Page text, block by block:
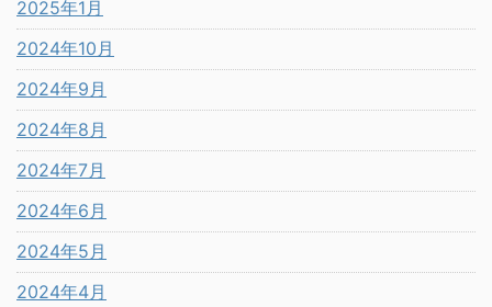
2025年1月
2024年10月
2024年9月
2024年8月
2024年7月
2024年6月
2024年5月
2024年4月